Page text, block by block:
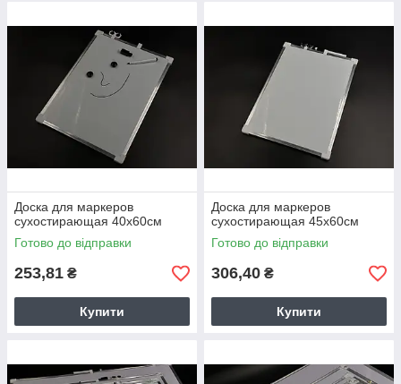
Доска для маркеров
сухостирающая 40х60см
Готово до відправки
253,81 ₴
Купити
Доска для маркеров
сухостирающая 45х60см
Готово до відправки
306,40 ₴
Купити